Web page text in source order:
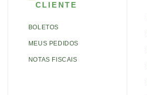
CLIENTE
BOLETOS
MEUS PEDIDOS
NOTAS FISCAIS